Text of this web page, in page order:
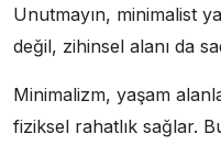
Unutmayın, minimalist
değil, zihinsel alanı da
Minimalizm, yaşam
fiziksel rahatlık sağlar.